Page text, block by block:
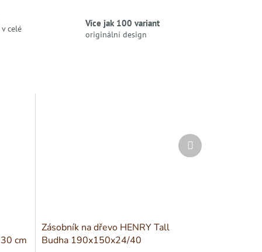
celé
Více jak 100 variant
originální design
cm
Zásobník na dřevo HENRY Tall
Budha 190x150x24/40
Další
produkt